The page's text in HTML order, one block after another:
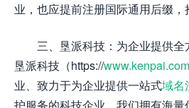
业，也应提前注册国际通用后缀，
三、垦派科技：为企业提供
垦派科技（https://www.kenpai.com
业、致力于为企业提供一站式域名